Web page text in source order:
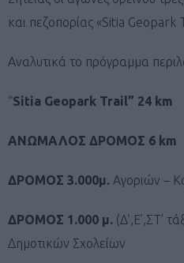
και πεζοπορίας «Sitia Geopark
Αναλυτικά το πρόγραμμα
“Sitia Geopark Trail” 24 km
ΑΝΩΜΑΛΟΣ ΔΡΟΜΟΣ 6 km
ΔΡΟΜΟΣ 3.000μ. Αγοριών –
ΔΡΟΜΟΣ 1.000 μ. (Δ’,Ε’,ΣΤ’
Δημοτικών Σχολείων